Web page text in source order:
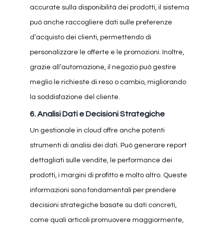
accurate sulla disponibilità dei prodotti, il sistema
può anche raccogliere dati sulle preferenze
d’acquisto dei clienti, permettendo di
personalizzare le offerte e le promozioni. Inoltre,
grazie all’automazione, il negozio può gestire
meglio le richieste di reso o cambio, migliorando
la soddisfazione del cliente.
6.Analisi Dati e Decisioni Strategiche
Un gestionale in cloud offre anche potenti
strumenti di analisi dei dati. Può generare report
dettagliati sulle vendite, le performance dei
prodotti, i margini di profitto e molto altro. Queste
informazioni sono fondamentali per prendere
decisioni strategiche basate su dati concreti,
come quali articoli promuovere maggiormente,